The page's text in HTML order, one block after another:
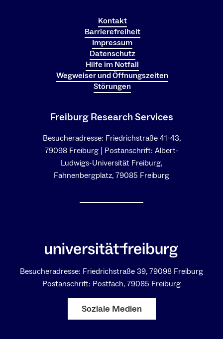
Kontakt
Barrierefreiheit
Impressum
Datenschutz
Hilfe im Notfall
Wegweiser und Öffnungszeiten
Störungen
Freiburg Research Services
Besucheradresse: Friedrichstraße 41-43,
79098 Freiburg | Postanschrift: Albert-
Ludwigs-Universität Freiburg,
Fahnenbergplatz, 79085 Freiburg
Besucheradresse: Friedrichstraße 39, 79098 Freiburg
Postanschrift: Postfach, 79085 Freiburg
Soziale Medien